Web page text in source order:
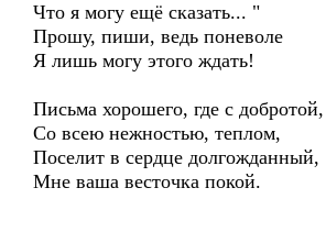
Что я могу ещё сказать... "
Прошу, пиши, ведь поневоле
Я лишь могу этого ждать!
Письма хорошего, где с добротой,
Со всею нежностью, теплом,
Поселит в сердце долгожданный,
Мне ваша весточка покой.